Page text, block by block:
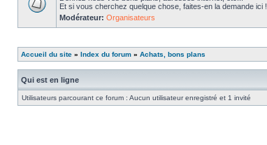
Et si vous cherchez quelque chose, faites-en la demande ici !
Modérateur: Organisateurs
Accueil du site » Index du forum » Achats, bons plans
Qui est en ligne
Utilisateurs parcourant ce forum : Aucun utilisateur enregistré et 1 invité